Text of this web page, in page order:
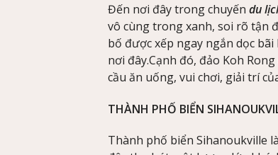
Đến nơi đây trong chuyến du
vô cùng trong xanh, soi rõ tận
bố được xếp ngay ngắn dọc
nơi đây.Cạnh đó, đảo Koh
cầu ăn uống, vui chơi, giải trí
THÀNH PHỐ BIỂN
Thành phố biển Sihanoukville